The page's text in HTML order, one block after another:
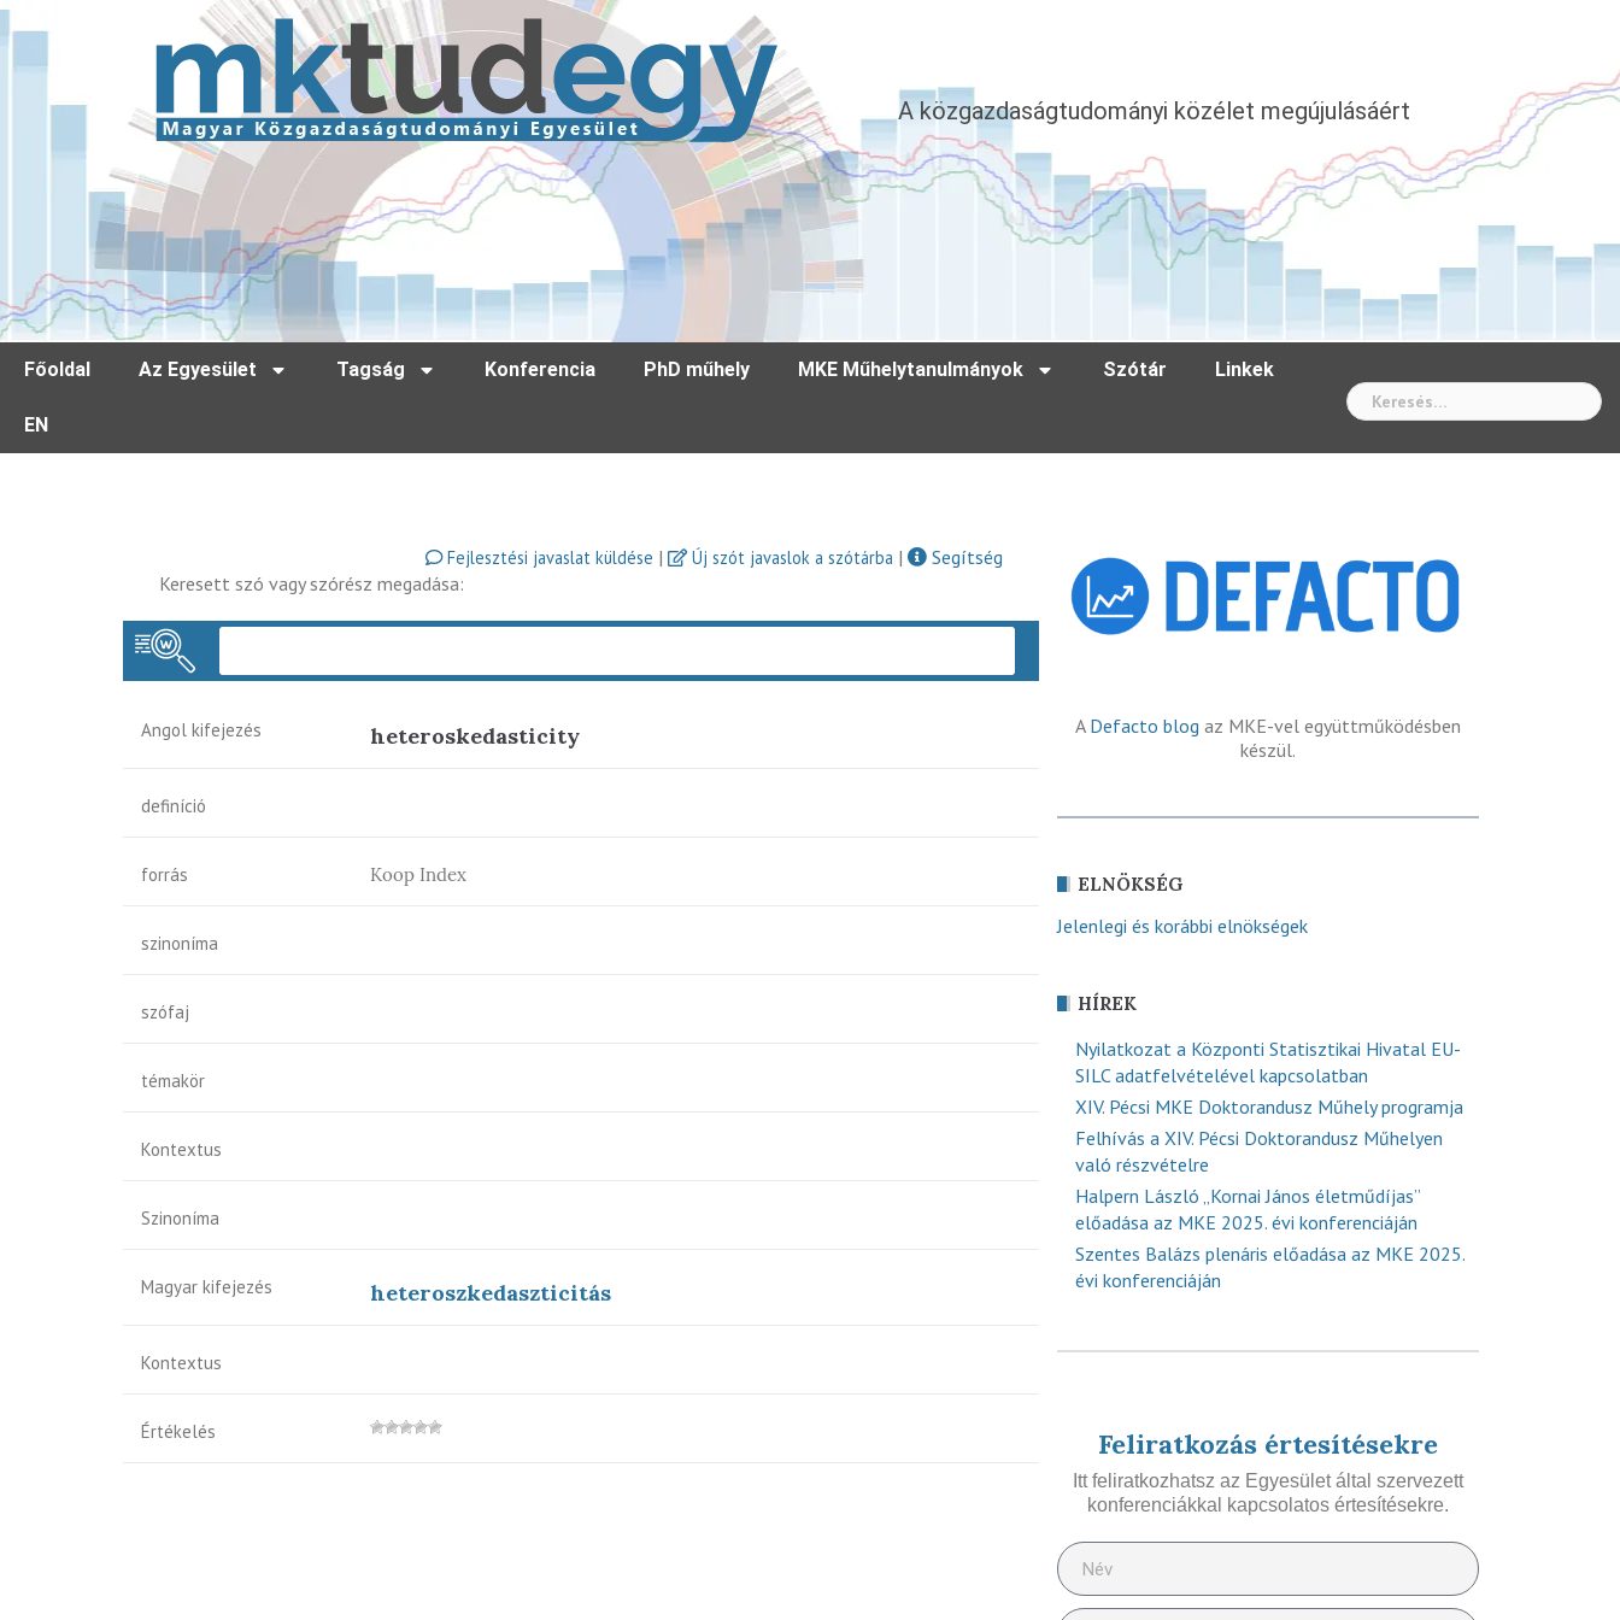
A közgazdaságtudományi közélet megújulásáért
Főoldal Az Egyesület Tagság Konferencia PhD műhely MKE Műhelytanulmányok Szótár Linkek
EN
Fejlesztési javaslat küldése | Új szót javaslok a szótárba |
Segítség
Keresett szó vagy szórész megadása:
Angol kifejezés heteroskedasticity
definíció
forrás Koop Index
szinoníma
szófaj
témakör
Kontextus
Szinoníma
Magyar kifejezés heteroszkedaszticitás
Kontextus
Értékelés
A Defacto blog az MKE-vel együttműködésben
készül.
ELNÖKSÉG
Jelenlegi és korábbi elnökségek
HÍREK
Nyilatkozat a Központi Statisztikai Hivatal EU-
SILC adatfelvételével kapcsolatban
XIV. Pécsi MKE Doktorandusz Műhely programja
Felhívás a XIV. Pécsi Doktorandusz Műhelyen
való részvételre
Halpern László „Kornai János életműdíjas”
előadása az MKE 2025. évi konferenciáján
Szentes Balázs plenáris előadása az MKE 2025.
évi konferenciáján
Feliratkozás értesítésekre
Itt feliratkozhatsz az Egyesület által szervezett
konferenciákkal kapcsolatos értesítésekre.